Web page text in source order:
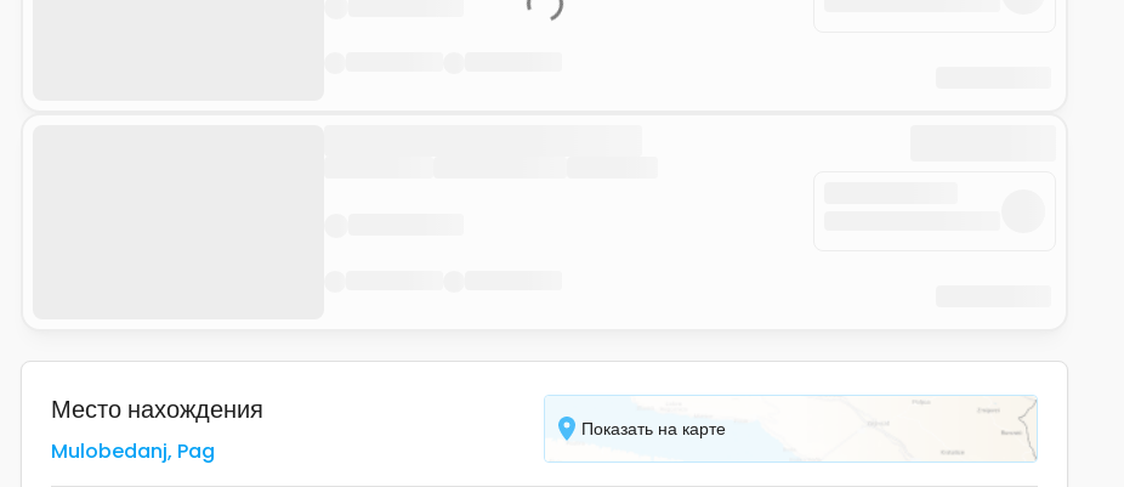
Место нахождения
Mulobedanj, Pag
Показать на карте